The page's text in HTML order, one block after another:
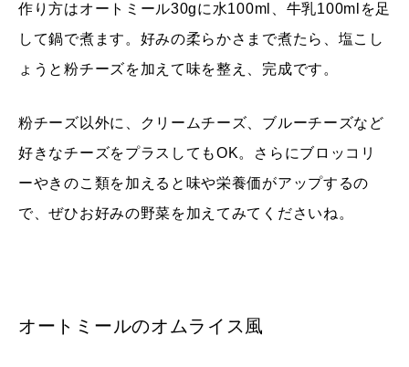
作り方はオートミール30gに水100ml、牛乳100mlを足
して鍋で煮ます。好みの柔らかさまで煮たら、塩こし
ょうと粉チーズを加えて味を整え、完成です。
粉チーズ以外に、クリームチーズ、ブルーチーズなど
好きなチーズをプラスしてもOK。さらにブロッコリ
ーやきのこ類を加えると味や栄養価がアップするの
で、ぜひお好みの野菜を加えてみてくださいね。
オートミールのオムライス風